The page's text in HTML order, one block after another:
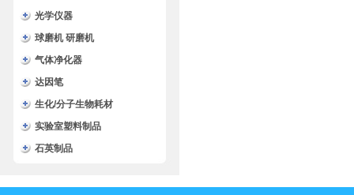
光学仪器
球磨机 研磨机
气体净化器
达因笔
生化/分子生物耗材
实验室塑料制品
石英制品